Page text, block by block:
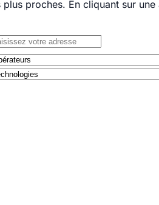
proches. En cliquant sur